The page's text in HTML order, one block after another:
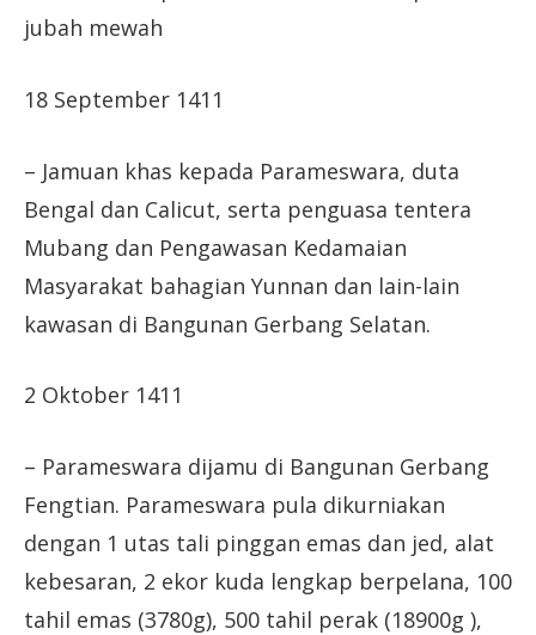
jubah mewah
18 September 1411
– Jamuan khas kepada Parameswara, duta
Bengal dan Calicut, serta penguasa tentera
Mubang dan Pengawasan Kedamaian
Masyarakat bahagian Yunnan dan lain-lain
kawasan di Bangunan Gerbang Selatan.
2 Oktober 1411
– Parameswara dijamu di Bangunan Gerbang
Fengtian. Parameswara pula dikurniakan
dengan 1 utas tali pinggan emas dan jed, alat
kebesaran, 2 ekor kuda lengkap berpelana, 100
tahil emas (3780g), 500 tahil perak (18900g ),